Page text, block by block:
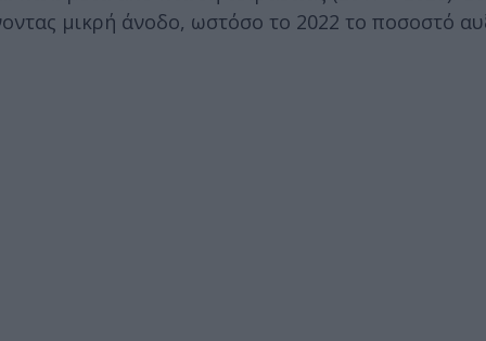
μικρή άνοδο, ωστόσο το 2022 το ποσοστό